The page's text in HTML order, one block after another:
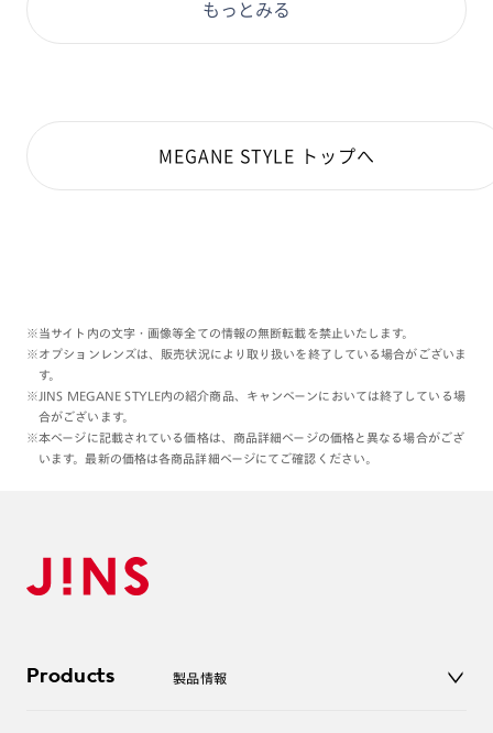
もっとみる
MEGANE STYLE トップへ
※当サイト内の文字・画像等全ての情報の無断転載を禁止いたします。
※オプションレンズは、販売状況により取り扱いを終了している場合がございま
す。
※JINS MEGANE STYLE内の紹介商品、キャンペーンにおいては終了している場
合がございます。
※本ページに記載されている価格は、商品詳細ページの価格と異なる場合がござ
います。最新の価格は各商品詳細ページにてご確認ください。
Products 製品情報